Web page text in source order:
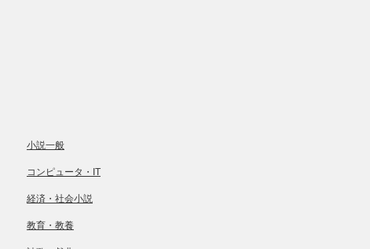
小説一般
コンピュータ・IT
経済・社会小説
教育・教養